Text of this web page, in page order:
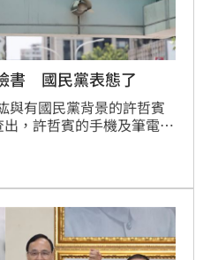
書 國民黨表態了
與有國民黨背景的許哲賓
，許哲賓的手機及筆電
攻擊、掩護及帶風向，正
表示，遵重司法偵辦，秉